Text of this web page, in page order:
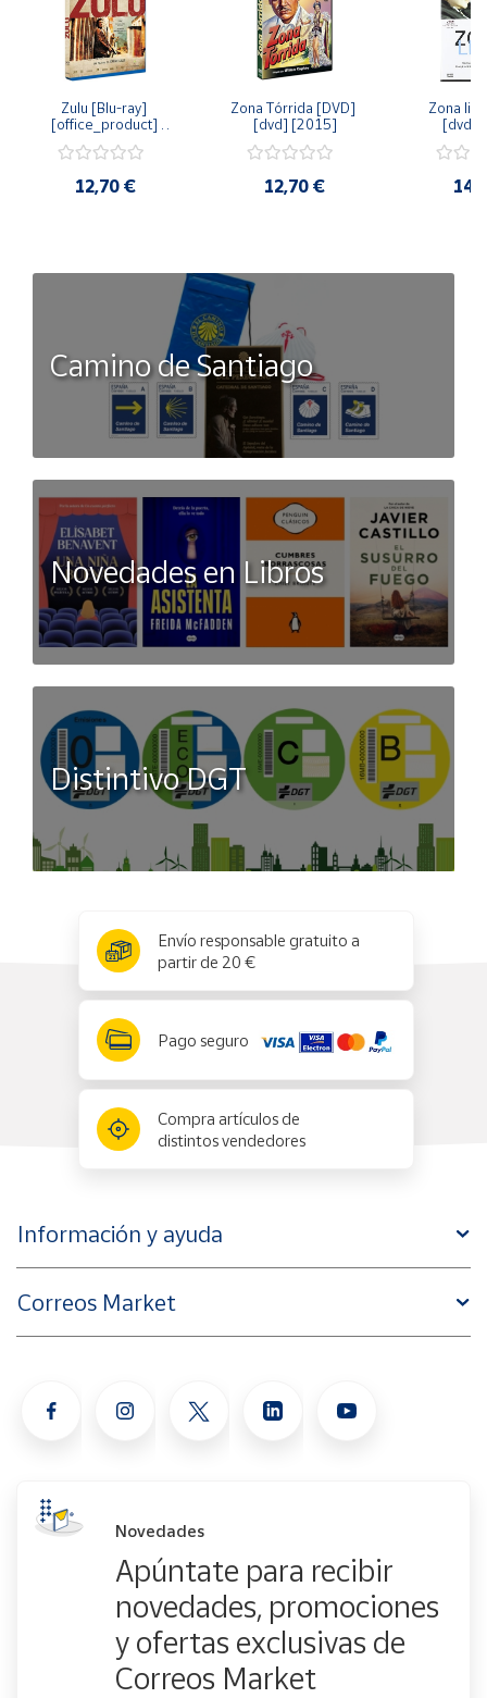
Zulu [Blu-ray]
[office_product]
12,70 €
Zona Tórrida [DVD]
[dvd] [2015]
12,70 €
Zona
[dvd]
Camino de Santiago
Novedades en Libros
Distintivo DGT
Envío responsable gratuito a
partir de 20 €
Pago seguro
Compra artículos de
distintos vendedores
Información y ayuda
Correos Market
Novedades
Apúntate para recibir
novedades, promociones
y ofertas exclusivas de
Correos Market